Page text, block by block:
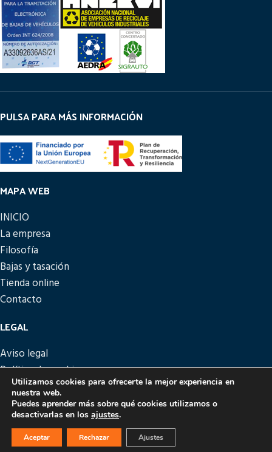
PULSA PARA MÁS INFORMACIÓN
MAPA WEB
INICIO
La empresa
Filosofía
Bajas y tasación
Tienda online
Contacto
LEGAL
Aviso legal
Política de cookies
Política de privacidad
Política de devoluciones
PICATTO DISEÑO Y DESARROLLO
Utilizamos cookies para ofrecerte la mejor experiencia en
nuestra web.
Puedes aprender más sobre qué cookies utilizamos o
desactivarlas en los ajustes.
Aceptar Rechazar Ajustes